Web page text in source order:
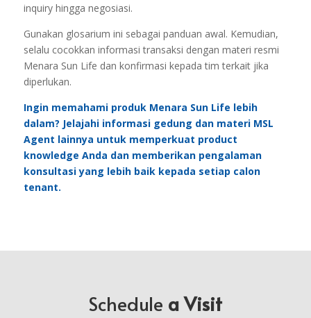
inquiry hingga negosiasi.
Gunakan glosarium ini sebagai panduan awal. Kemudian,
selalu cocokkan informasi transaksi dengan materi resmi
Menara Sun Life dan konfirmasi kepada tim terkait jika
diperlukan.
Ingin memahami produk Menara Sun Life lebih
dalam? Jelajahi informasi gedung dan materi MSL
Agent lainnya untuk memperkuat product
knowledge Anda dan memberikan pengalaman
konsultasi yang lebih baik kepada setiap calon
tenant.
Schedule a Visit